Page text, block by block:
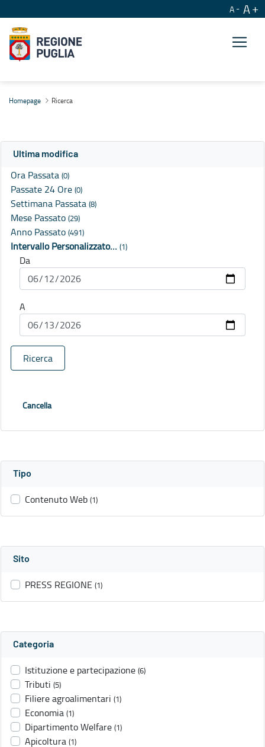
A A
Homepage Ricerca
Ultima modifica
Ora Passata (0)
Passate 24 Ore (0)
Settimana Passata (8)
Mese Passato (29)
Anno Passato (491)
Intervallo Personalizzato… (1)
Da
A
Ricerca
Cancella
Tipo
Contenuto Web (1)
Sito
PRESS REGIONE (1)
Categoria
Istituzione e partecipazione (6)
Tributi (5)
Filiere agroalimentari (1)
Economia (1)
Dipartimento Welfare (1)
Apicoltura (1)